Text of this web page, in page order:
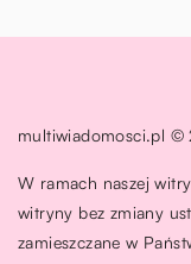
multiwiadomosci.pl ©
W ramach naszej
witryny bez zmiany
zamieszczane w